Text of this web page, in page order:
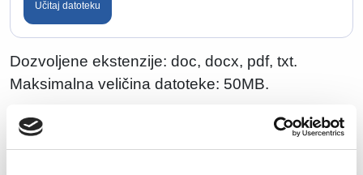
Učitaj datoteku
Dozvoljene ekstenzije: doc, docx, pdf, txt.
Maksimalna veličina datoteke: 50MB.
Koliko godina relevantnog iskustva imate za